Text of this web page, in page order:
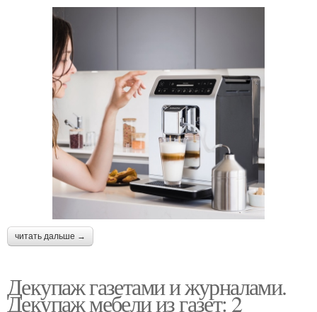
читать дальше →
Декупаж газетами и журналами.
Декупаж мебели из газет: 2